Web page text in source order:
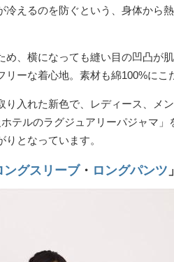
冷えるのを防ぐという、身体から
め、横になっても縫い目の凹凸が
ーな着心地。素材も綿100%にこ
入れた新色で、レディース、メン
テルのラグジュアリーパジャマ」
となっています。
ングスリーブ・ ロングパンツ 」